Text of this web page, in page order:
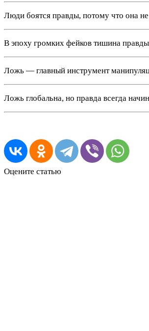
Люди боятся правды, потому что она не
В эпоху громких фейков тишина
Ложь — главный инструмент
Ложь глобальна, но правда всегда
Оцените статью